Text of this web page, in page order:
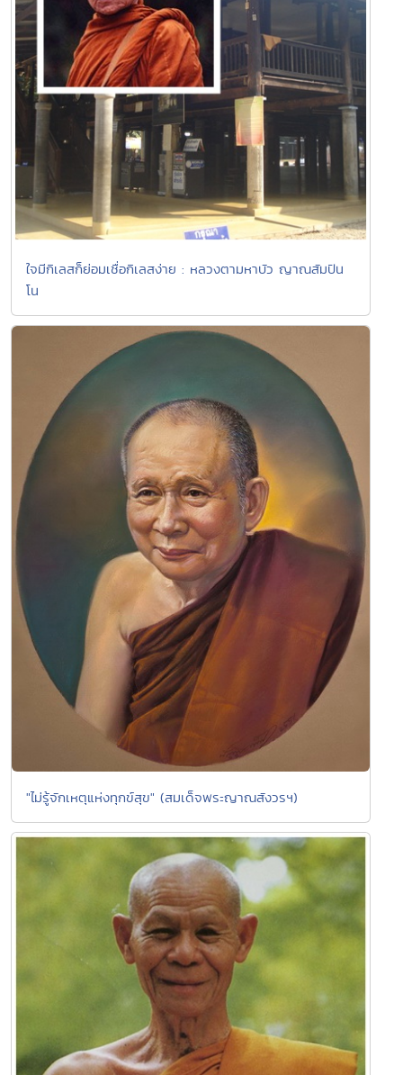
ใจมีกิเลสก็ย่อมเชื่อกิเลสง่าย : หลวงตามหาบัว ญาณสัมปัน
โน
"ไม่รู้จักเหตุแห่งทุกข์สุข" (สมเด็จพระญาณสังวรฯ)